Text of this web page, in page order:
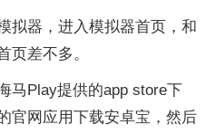
拟器，进入模拟器首页，和
页差不多。
马Play提供的app store下
官网应用下载安卓宝，然后